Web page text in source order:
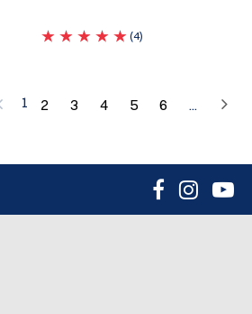
(4)
1 2 3 4 5 6 ...